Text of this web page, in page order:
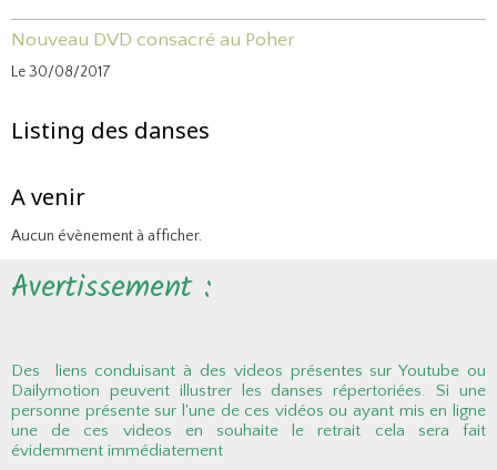
Nouveau DVD consacré au Poher
Le 30/08/2017
Listing des danses
A venir
Aucun évènement à afficher.
Avertissement :
Des liens conduisant à des videos présentes sur Youtube ou
Dailymotion peuvent illustrer les danses répertoriées. Si une
personne présente sur l'une de ces vidéos ou ayant mis en ligne
une de ces videos en souhaite le retrait cela sera fait
évidemment immédiatement